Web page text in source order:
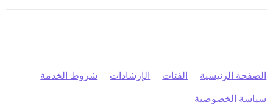
الصفحة الرئيسية الفئات الإرشادات شروط الخدمة
سياسة الخصوصية